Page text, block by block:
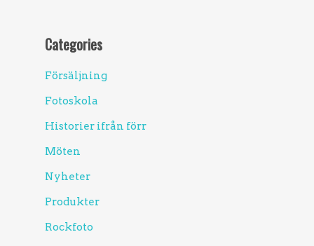
Categories
Försäljning
Fotoskola
Historier ifrån förr
Möten
Nyheter
Produkter
Rockfoto